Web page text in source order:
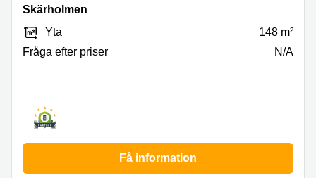
5,
Skärholmen
Yta
148 m²
Fråga efter priser
N/A
Få information